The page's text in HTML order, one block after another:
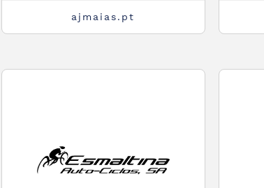
ajmaias.pt